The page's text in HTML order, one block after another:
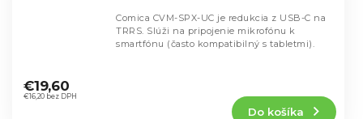
hodnotenie
produktu
€16,20 bez DPH
€19,60
Do košíka
Comica CVM-SPX-UC je redukcia z USB-C na
TRRS. Slúži na pripojenie mikrofónu k
smartfónu (často kompatibilný s tabletmi).